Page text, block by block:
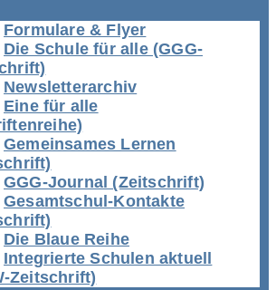
Formulare & Flyer
Die Schule für alle (GGG-
Newsletterarchiv
Eine für alle
Gemeinsames Lernen
GGG-Journal (Zeitschrift)
Gesamtschul-Kontakte
Die Blaue Reihe
Integrierte Schulen aktuell
Zeitschrift)